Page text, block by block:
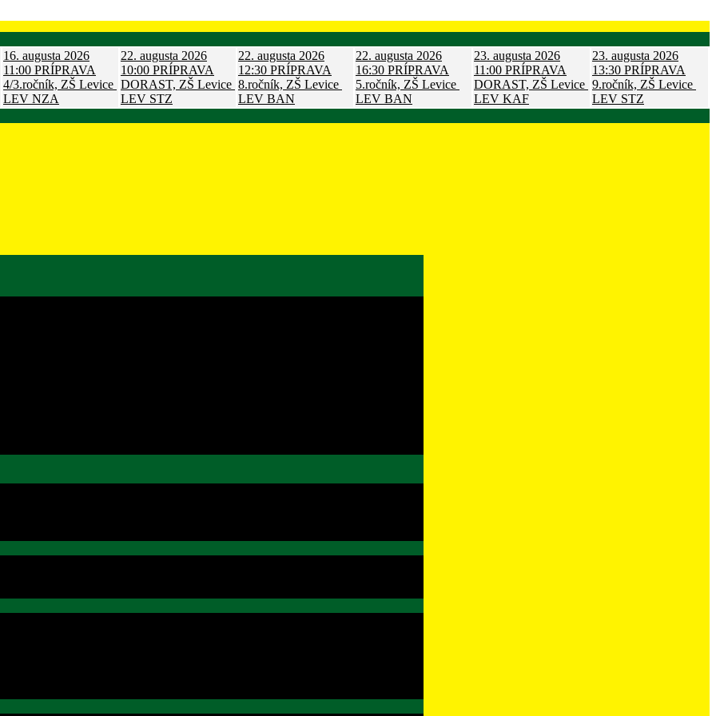
16. augusta 2026
11:00 PRÍPRAVA
4/3.ročník, ZŠ Levice
LEV NZA
22. augusta 2026
10:00 PRÍPRAVA
DORAST, ZŠ Levice
LEV STZ
22. augusta 2026
12:30 PRÍPRAVA
8.ročník, ZŠ Levice
LEV BAN
22. augusta 2026
16:30 PRÍPRAVA
5.ročník, ZŠ Levice
LEV BAN
23. augusta 2026
11:00 PRÍPRAVA
DORAST, ZŠ Levice
LEV KAF
23. augusta 2026
13:30 PRÍPRAVA
9.ročník, ZŠ Levice
LEV STZ